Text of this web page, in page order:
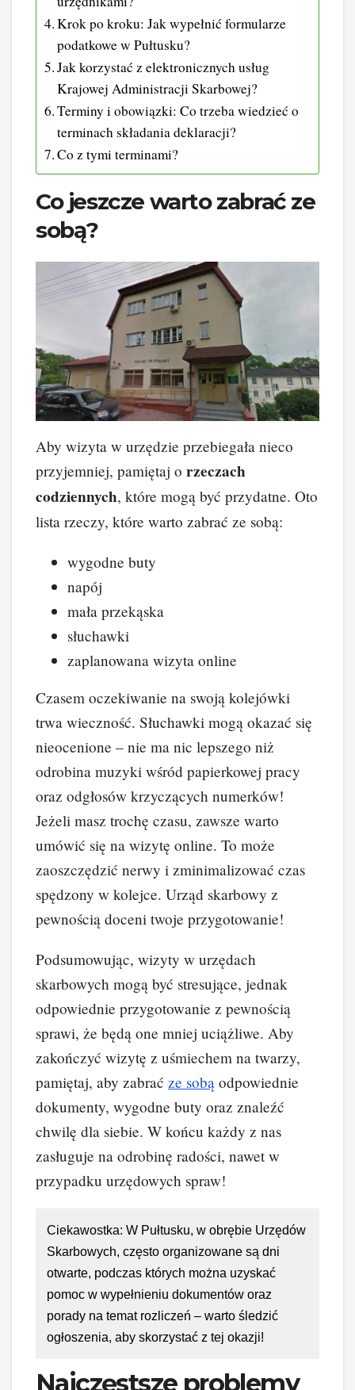
Krok po kroku: Jak wypełnić formularze
podatkowe w Pułtusku?
Jak korzystać z elektronicznych usług
Krajowej Administracji Skarbowej?
Terminy i obowiązki: Co trzeba wiedzieć o
terminach składania deklaracji?
Co z tymi terminami?
Co jeszcze warto zabrać ze
sobą?
Aby wizyta w urzędzie przebiegała nieco
przyjemniej, pamiętaj o rzeczach
codziennych, które mogą być przydatne. Oto
lista rzeczy, które warto zabrać ze sobą:
wygodne buty
napój
mała przekąska
słuchawki
zaplanowana wizyta online
Czasem oczekiwanie na swoją kolejówki
trwa wieczność. Słuchawki mogą okazać się
nieocenione – nie ma nic lepszego niż
odrobina muzyki wśród papierkowej pracy
oraz odgłosów krzyczących numerków!
Jeżeli masz trochę czasu, zawsze warto
umówić się na wizytę online. To może
zaoszczędzić nerwy i zminimalizować czas
spędzony w kolejce. Urząd skarbowy z
pewnością doceni twoje przygotowanie!
Podsumowując, wizyty w urzędach
skarbowych mogą być stresujące, jednak
odpowiednie przygotowanie z pewnością
sprawi, że będą one mniej uciążliwe. Aby
zakończyć wizytę z uśmiechem na twarzy,
pamiętaj, aby zabrać ze sobą odpowiednie
dokumenty, wygodne buty oraz znaleźć
chwilę dla siebie. W końcu każdy z nas
zasługuje na odrobinę radości, nawet w
przypadku urzędowych spraw!
Ciekawostka: W Pułtusku, w obrębie Urzędów
Skarbowych, często organizowane są dni
otwarte, podczas których można uzyskać
pomoc w wypełnieniu dokumentów oraz
porady na temat rozliczeń – warto śledzić
ogłoszenia, aby skorzystać z tej okazji!
Najczęstsze problemy